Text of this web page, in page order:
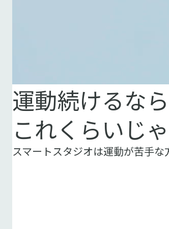
運動続けるなら
これくらい
スマートスタジオは運動が苦手